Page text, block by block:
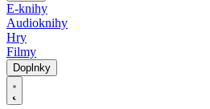
E-knihy
Audioknihy
Hry
Filmy
Doplnky